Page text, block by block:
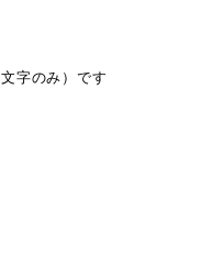
字のみ）です